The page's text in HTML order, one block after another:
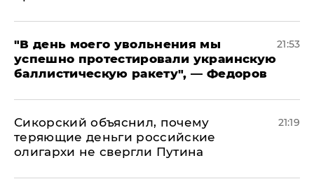
​"В день моего увольнения мы
успешно протестировали украинскую
баллистическую ракету", — Федоров
21:53
Сикорский объяснил, почему
теряющие деньги российские
олигархи не свергли Путина
21:19